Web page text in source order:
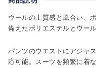
ウールの上質感と風合い、
備えたポリエステルとウー
パンツのウエストにアジャ
応可能。スーツを頻繁に着